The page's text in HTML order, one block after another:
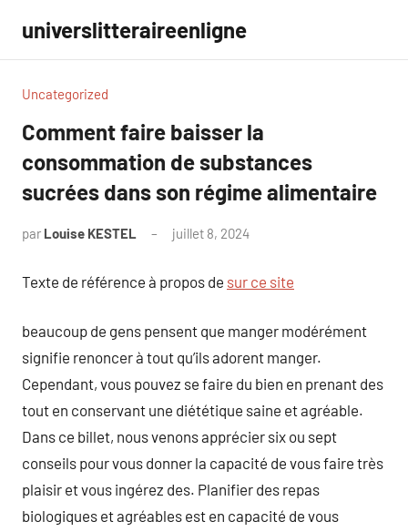
contenu
universlitteraireenligne
Uncategorized
Comment faire baisser la
consommation de substances
sucrées dans son régime alimentaire
par Louise KESTEL juillet 8, 2024
Texte de référence à propos de sur ce site
beaucoup de gens pensent que manger modérément
signifie renoncer à tout qu’ils adorent manger.
Cependant, vous pouvez se faire du bien en prenant des
tout en conservant une diététique saine et agréable.
Dans ce billet, nous venons apprécier six ou sept
conseils pour vous donner la capacité de vous faire très
plaisir et vous ingérez des. Planifier des repas
biologiques et agréables est en capacité de vous